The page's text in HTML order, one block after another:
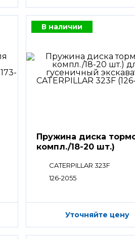
В наличии
Пружина диска
компл./18-20 шт.)
CATERPILLAR 323F
126-2055
Уточняйте цену